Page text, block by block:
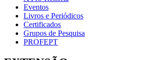
Eventos
Livros e Periódicos
Certificados
Grupos de Pesquisa
PROFEPT